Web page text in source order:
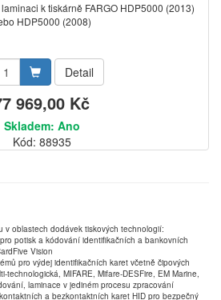
k tiskárně FARGO HDP5000 (2013)
HDP5000 (2008)
Detail
969,00 Kč
Skladem: Ano
Kód: 88935
v oblastech dodávek tiskových technologií:
potisk a kódování identifikačních a bankovních
Vision
pro výdej identifikačních karet včetně čipových
technologická, MIFARE, Mifare-DESFire, EM Marine,
laminace v jediném procesu zpracování
a bezkontaktních karet HID pro bezpečný